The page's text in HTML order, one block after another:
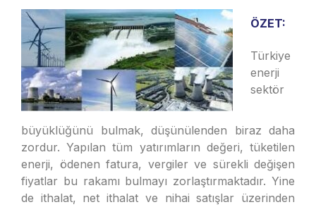
ÖZET:
Türkiye
enerji
sektör
büyüklüğünü bulmak, düşünülenden biraz daha
zordur. Yapılan tüm yatırımların değeri, tüketilen
enerji, ödenen fatura, vergiler ve sürekli değişen
fiyatlar bu rakamı bulmayı zorlaştırmaktadır. Yine
de ithalat, net ithalat ve nihai satışlar üzerinden